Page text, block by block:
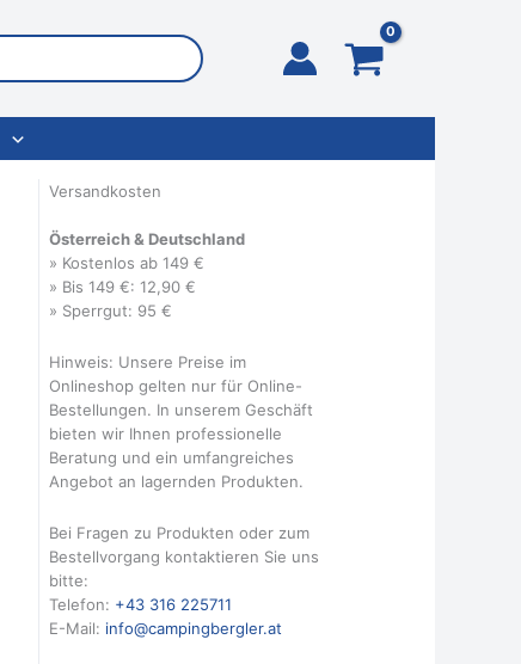
Versandkosten
Österreich & Deutschland
» Kostenlos ab 149 €
» Bis 149 €: 12,90 €
» Sperrgut: 95 €
Hinweis: Unsere Preise im
Onlineshop gelten nur für Online-
Bestellungen. In unserem Geschäft
bieten wir Ihnen professionelle
Beratung und ein umfangreiches
Angebot an lagernden Produkten.
Bei Fragen zu Produkten oder zum
Bestellvorgang kontaktieren Sie uns
bitte:
Telefon: +43 316 225711
E-Mail: info@campingbergler.at